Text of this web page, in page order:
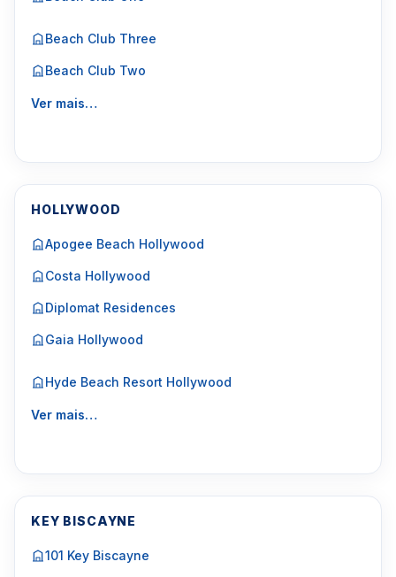
Beach Club Three
Beach Club Two
Ver mais…
HOLLYWOOD
Apogee Beach Hollywood
Costa Hollywood
Diplomat Residences
Gaia Hollywood
Hyde Beach Resort Hollywood
Ver mais…
KEY BISCAYNE
101 Key Biscayne